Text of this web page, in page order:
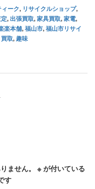
ーク, リサイクルショップ,
,出張買取,家具買取,家電,
楽本舗,福山市,福山市リサイ
買取,趣味
ません。 ※ が付いている
す